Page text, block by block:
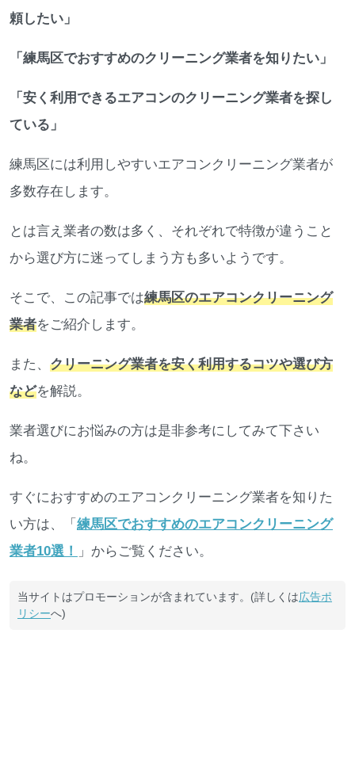
頼したい」
「練馬区でおすすめのクリーニング業者を知りたい」
「安く利用できるエアコンのクリーニング業者を探し
ている」
練馬区には利用しやすいエアコンクリーニング業者が
多数存在します。
とは言え業者の数は多く、それぞれで特徴が違うこと
から選び方に迷ってしまう方も多いようです。
そこで、この記事では練馬区のエアコンクリーニング
業者をご紹介します。
また、 クリーニング業者を安く利用するコツや選び方
などを解説。
業者選びにお悩みの方は是非参考にしてみて下さい
ね。
すぐにおすすめのエアコンクリーニング業者を知りた
い方は、「 練馬区でおすすめのエアコンクリーニング
業者10選！
」からご覧ください。
当サイトはプロモーションが含まれています。(詳しくは広告ポ
リシーへ)